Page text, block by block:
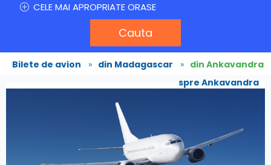
CELE MAI APROPRIATE ORASE
Cauta
Bilete de avion » din Madagascar » din Ankavandra
spre Ankavandra